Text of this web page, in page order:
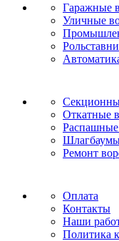
Гаражные
Уличные
Рольставни
Откатные
Распашные
Ремонт
Оплата
Контакты
Наши
Политика